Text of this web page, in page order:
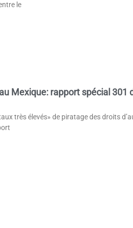
le
Mexique: rapport spécial 301
très élevés» de piratage des droits